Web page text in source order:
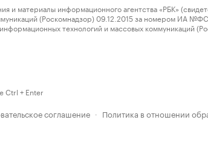
информационного агентства «РБК»
(Роскомнадзор) 09.12.2015 за номером ИА
технологий и массовых коммуникаций
Ctrl + Enter
соглашение · Политика в отношении